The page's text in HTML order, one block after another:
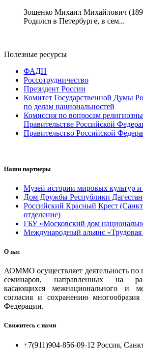
Зощенко Михаил Михайлович
Родился в Петербурге, в сем...
Полезные ресурсы
ФАДН
Россотрудничество
Президент России
Комитет Государственной Думы
по делам национальностей
Комиссия по вопросам
Правительстве Российской
Правительство Российской
Наши партнеры
Музей истории мировых культур и
Дом Дружбы Республики Дагестан
Российский Красный Крест
отделение)
ГБУ «Московский дом
Международный альянс
О нас
АОММО осуществляет деятельность по
семинаров, направленных на
касающихся межнационального и
согласия и сохранению
Федерации.
Свяжитесь с нами
+7(911)904-856-09-12 Россия,